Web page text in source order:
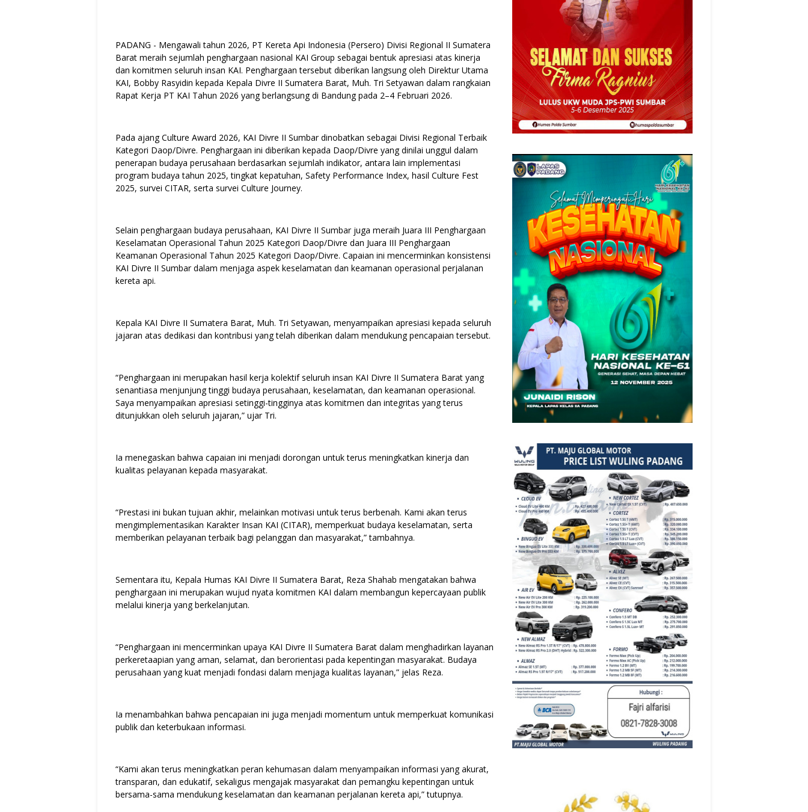
PADANG - Mengawali tahun 2026, PT Kereta Api Indonesia (Persero) Divisi Regional II Sumatera
Barat meraih sejumlah penghargaan nasional KAI Group sebagai bentuk apresiasi atas kinerja
dan komitmen seluruh insan KAI. Penghargaan tersebut diberikan langsung oleh Direktur Utama
KAI, Bobby Rasyidin kepada Kepala Divre II Sumatera Barat, Muh. Tri Setyawan dalam rangkaian
Rapat Kerja PT KAI Tahun 2026 yang berlangsung di Bandung pada 2–4 Februari 2026.
Pada ajang Culture Award 2026, KAI Divre II Sumbar dinobatkan sebagai Divisi Regional Terbaik
Kategori Daop/Divre. Penghargaan ini diberikan kepada Daop/Divre yang dinilai unggul dalam
penerapan budaya perusahaan berdasarkan sejumlah indikator, antara lain implementasi
program budaya tahun 2025, tingkat kepatuhan, Safety Performance Index, hasil Culture Fest
2025, survei CITAR, serta survei Culture Journey.
Selain penghargaan budaya perusahaan, KAI Divre II Sumbar juga meraih Juara III Penghargaan
Keselamatan Operasional Tahun 2025 Kategori Daop/Divre dan Juara III Penghargaan
Keamanan Operasional Tahun 2025 Kategori Daop/Divre. Capaian ini mencerminkan konsistensi
KAI Divre II Sumbar dalam menjaga aspek keselamatan dan keamanan operasional perjalanan
kereta api.
Kepala KAI Divre II Sumatera Barat, Muh. Tri Setyawan, menyampaikan apresiasi kepada seluruh
jajaran atas dedikasi dan kontribusi yang telah diberikan dalam mendukung pencapaian tersebut.
“Penghargaan ini merupakan hasil kerja kolektif seluruh insan KAI Divre II Sumatera Barat yang
senantiasa menjunjung tinggi budaya perusahaan, keselamatan, dan keamanan operasional.
Saya menyampaikan apresiasi setinggi-tingginya atas komitmen dan integritas yang terus
ditunjukkan oleh seluruh jajaran,” ujar Tri.
Ia menegaskan bahwa capaian ini menjadi dorongan untuk terus meningkatkan kinerja dan
kualitas pelayanan kepada masyarakat.
“Prestasi ini bukan tujuan akhir, melainkan motivasi untuk terus berbenah. Kami akan terus
mengimplementasikan Karakter Insan KAI (CITAR), memperkuat budaya keselamatan, serta
memberikan pelayanan terbaik bagi pelanggan dan masyarakat,” tambahnya.
Sementara itu, Kepala Humas KAI Divre II Sumatera Barat, Reza Shahab mengatakan bahwa
penghargaan ini merupakan wujud nyata komitmen KAI dalam membangun kepercayaan publik
melalui kinerja yang berkelanjutan.
“Penghargaan ini mencerminkan upaya KAI Divre II Sumatera Barat dalam menghadirkan layanan
perkeretaapian yang aman, selamat, dan berorientasi pada kepentingan masyarakat. Budaya
perusahaan yang kuat menjadi fondasi dalam menjaga kualitas layanan,” jelas Reza.
Ia menambahkan bahwa pencapaian ini juga menjadi momentum untuk memperkuat komunikasi
publik dan keterbukaan informasi.
“Kami akan terus meningkatkan peran kehumasan dalam menyampaikan informasi yang akurat,
transparan, dan edukatif, sekaligus mengajak masyarakat dan pemangku kepentingan untuk
bersama-sama mendukung keselamatan dan keamanan perjalanan kereta api,” tutupnya.